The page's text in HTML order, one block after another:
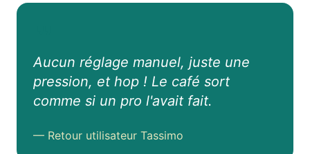
Aucun réglage manuel, juste une
pression, et hop ! Le café sort
comme si un pro l'avait fait.
— Retour utilisateur Tassimo